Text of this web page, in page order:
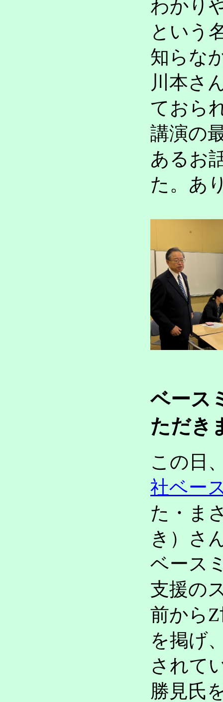
わかり
という
知らな
川本さ
ておら
講演の
あるお
た。あ
ベース
ただき
この日
社ベー
た・ま
き）さ
ベース
支援の
前から
を掲げ
されて
勝見氏